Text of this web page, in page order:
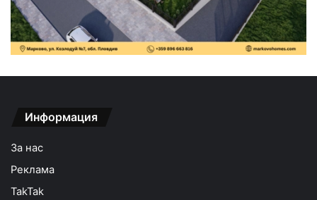
Информация
За нас
Реклама
TakTak